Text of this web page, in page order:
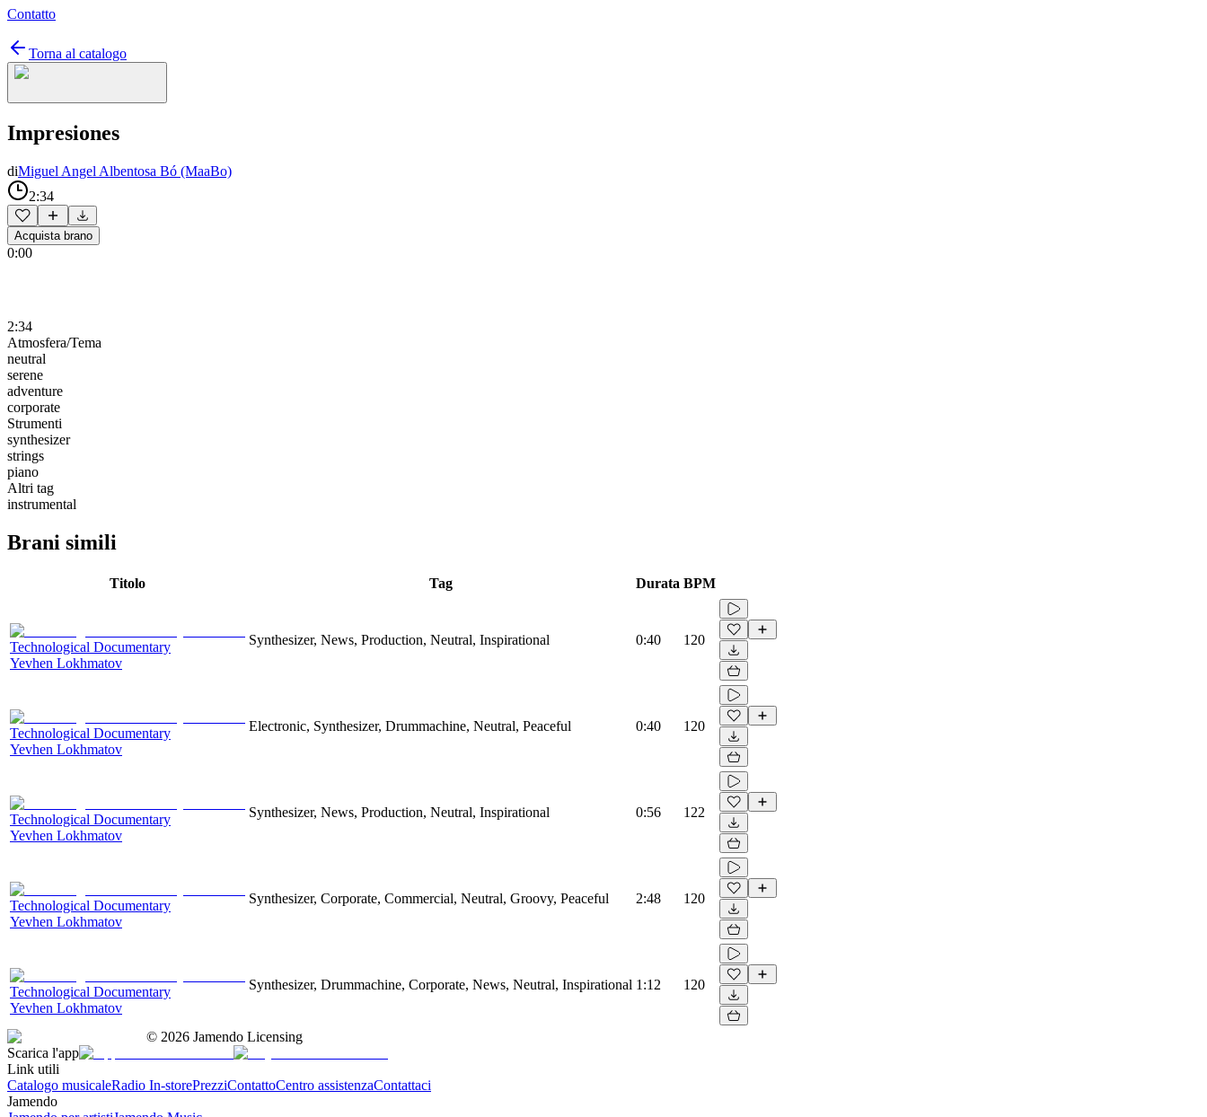
Contatto
Torna al catalogo
Impresiones
diMiguel Angel Albentosa Bó (MaaBo)
2:34
Acquista brano
0:00
2:34
Atmosfera/Tema
neutral
serene
adventure
corporate
Strumenti
synthesizer
strings
piano
Altri tag
instrumental
Brani simili
Titolo Tag Durata BPM
Technological Documentary
Yevhen Lokhmatov
Synthesizer, News, Production, Neutral, Inspirational 0:40 120
Technological Documentary
Yevhen Lokhmatov
Electronic, Synthesizer, Drummachine, Neutral, Peaceful 0:40 120
Technological Documentary
Yevhen Lokhmatov
Synthesizer, News, Production, Neutral, Inspirational 0:56 122
Technological Documentary
Yevhen Lokhmatov
Synthesizer, Corporate, Commercial, Neutral, Groovy, Peaceful 2:48 120
Technological Documentary
Yevhen Lokhmatov
Synthesizer, Drummachine, Corporate, News, Neutral, Inspirational 1:12 120
© 2026 Jamendo Licensing
Scarica l'app
Link utili
Catalogo musicaleRadio In-storePrezziContattoCentro assistenzaContattaci
Jamendo